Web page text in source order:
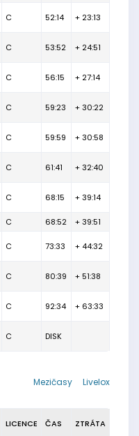
C 52:14 + 23:13
C 53:52 + 24:51
C 56:15 + 27:14
C 59:23 + 30:22
C 59:59 + 30:58
C 61:41 + 32:40
C 68:15 + 39:14
C 68:52 + 39:51
C 73:33 + 44:32
C 80:39 + 51:38
C 92:34 + 63:33
C DISK
Livelox
Mezičasy
LICENCE ČAS ZTRÁTA